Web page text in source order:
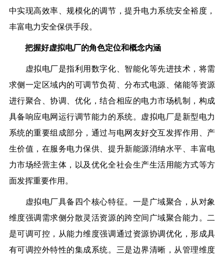
中实现高效率、规模化的调节，提升电力系统安全裕度，
丰富电力安全保供手段。
把握好虚拟电厂的角色定位和概念内涵
虚拟电厂是指利用数字化、智能化等先进技术，将需
求侧一定区域内的可调节负荷、分布式电源、储能等资源
进行聚合、协调、优化，结合相应的电力市场机制，构成
具备响应电网运行调节能力的系统。虚拟电厂是新型电力
系统的重要组成部分，通过与电网友好交互发挥作用、产
生价值，在服务电力保供、提升新能源消纳水平、丰富电
力市场经营主体，以及优化全社会生产生活用能方式等方
面发挥重要作用。
虚拟电厂具备四个核心特征。一是广域聚合，从对象
维度强调需求侧分散灵活资源的跨空间广域聚合能力。二
是可调可控，从能力维度强调通过资源协调优化，形成具
有可调控外特性的集成系统。三是边界清晰，从管理维度